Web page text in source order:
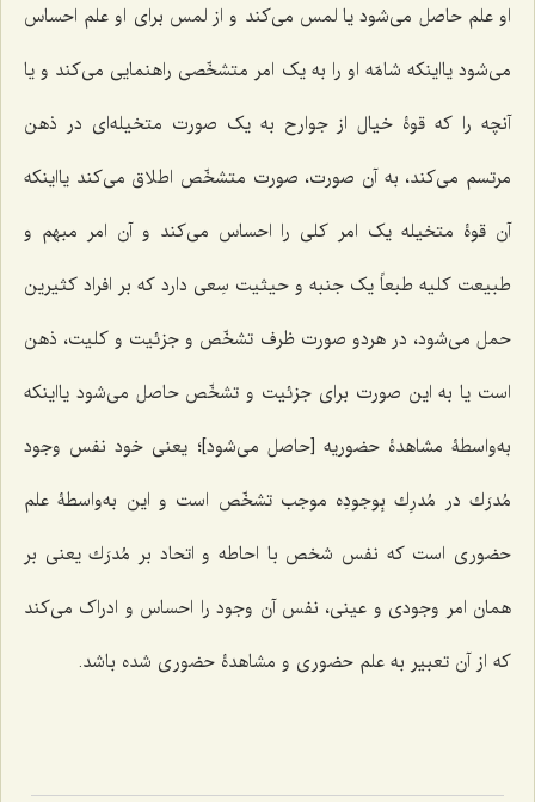
او علم حاصل می‌شود یا لمس می‌کند و از لمس برای او علم احساس
می‌شود یااینکه شامّه او را به یک امر متشخّصی راهنمایی می‌کند و یا
آنچه را که قوۀ خیال از جوارح به یک صورت متخیله‌ای در ذهن
مرتسم می‌کند، به آن صورت، صورت متشخّص اطلاق می‌کند یااینکه
آن قوۀ متخیله یک امر کلی را احساس می‌کند و آن امر مبهم و
طبیعت کلیه طبعاً یک جنبه و حیثیت سِعی دارد که بر افراد کثیرین
حمل می‌شود، در هردو صورت ظرف تشخّص و جزئیت و کلیت، ذهن
است یا به این صورت برای جزئیت و تشخّص حاصل می‌شود یااینکه
به‌واسطۀ مشاهدۀ حضوریه [حاصل می‌شود]؛ یعنی خود نفس وجود
مُدرَك در مُدرِك بِوجودِه موجب تشخّص است و این به‌واسطۀ علم
حضوری است که نفس شخص با احاطه و اتحاد بر مُدرَك یعنی بر
همان امر وجودی و عینی، نفس آن وجود را احساس و ادراک می‌کند
که از آن تعبیر به علم حضوری و مشاهدۀ حضوری شده باشد.